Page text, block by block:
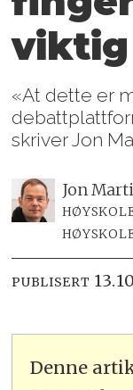
«At dette er
skriver Jon
Jon
PUBLISERT
Denne